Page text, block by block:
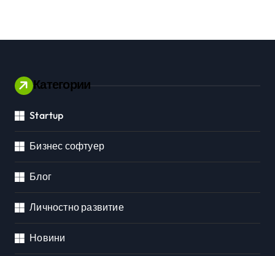
Категории
Startup
Бизнес софтуер
Блог
Личностно развитие
Новини